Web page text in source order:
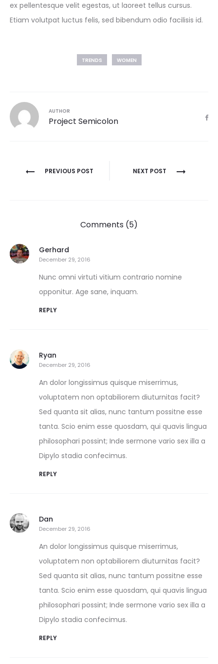
ex pellentesque velit egestas, ut laoreet tellus cursus.
Etiam volutpat luctus felis, sed bibendum odio facilisis id.
TRENDS WOMEN
AUTHOR
Project Semicolon
PREVIOUS POST NEXT POST
Comments (5)
Gerhard
December 29, 2016
Nunc omni virtuti vitium contrario nomine
opponitur. Age sane, inquam.
REPLY
Ryan
December 29, 2016
An dolor longissimus quisque miserrimus,
voluptatem non optabiliorem diuturnitas facit?
Sed quanta sit alias, nunc tantum possitne esse
tanta. Scio enim esse quosdam, qui quavis lingua
philosophari possint; Inde sermone vario sex illa a
Dipylo stadia confecimus.
REPLY
Dan
December 29, 2016
An dolor longissimus quisque miserrimus,
voluptatem non optabiliorem diuturnitas facit?
Sed quanta sit alias, nunc tantum possitne esse
tanta. Scio enim esse quosdam, qui quavis lingua
philosophari possint; Inde sermone vario sex illa a
Dipylo stadia confecimus.
REPLY